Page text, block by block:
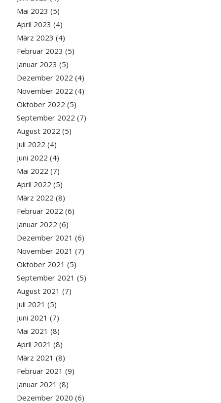
Mai 2023 (5)
April 2023 (4)
März 2023 (4)
Februar 2023 (5)
Januar 2023 (5)
Dezember 2022 (4)
November 2022 (4)
Oktober 2022 (5)
September 2022 (7)
August 2022 (5)
Juli 2022 (4)
Juni 2022 (4)
Mai 2022 (7)
April 2022 (5)
März 2022 (8)
Februar 2022 (6)
Januar 2022 (6)
Dezember 2021 (6)
November 2021 (7)
Oktober 2021 (5)
September 2021 (5)
August 2021 (7)
Juli 2021 (5)
Juni 2021 (7)
Mai 2021 (8)
April 2021 (8)
März 2021 (8)
Februar 2021 (9)
Januar 2021 (8)
Dezember 2020 (6)